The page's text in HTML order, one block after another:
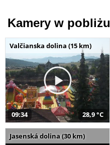
Kamery w pobliżu
Valčianska dolina (15 km)
09:34 28,9 °C
Jasenská dolina (30 km)